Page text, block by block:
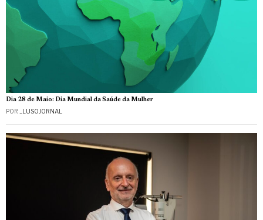
Dia 28 de Maio: Dia Mundial da Saúde da Mulher
POR _LUSOJORNAL